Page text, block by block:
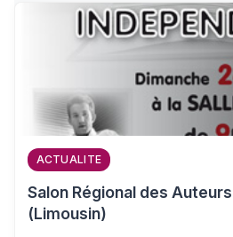
ACTUALITE
Salon Régional des
(Limousin)